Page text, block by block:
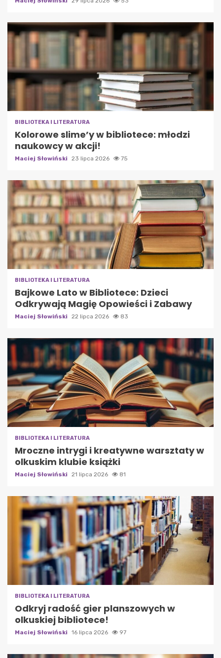
BIBLIOTEKA I LITERATURA
Kolorowe slime’y w bibliotece: młodzi
naukowcy w akcji!
Maciej Słowiński 23 lipca 2026 75
BIBLIOTEKA I LITERATURA
Bajkowe Lato w Bibliotece: Dzieci
Odkrywają Magię Opowieści i Zabawy
Maciej Słowiński 22 lipca 2026 83
BIBLIOTEKA I LITERATURA
Mroczne intrygi i kreatywne warsztaty w
olkuskim klubie książki
Maciej Słowiński 21 lipca 2026 81
BIBLIOTEKA I LITERATURA
Odkryj radość gier planszowych w
olkuskiej bibliotece!
Maciej Słowiński 16 lipca 2026 97